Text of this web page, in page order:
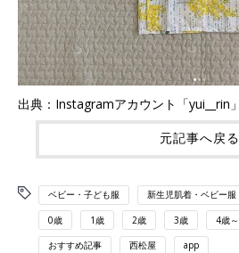
出典：Instagramアカウント「yui__rin」
元記事へ戻る
ベビー・子ども服 新生児肌着・ベビー服
0歳 1歳 2歳 3歳 4歳～
おすすめ記事 西松屋 app